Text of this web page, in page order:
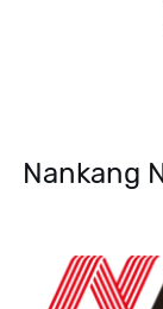
Nankang